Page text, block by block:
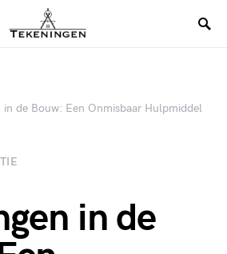
in de Bouw: Een Onmisbaar Hulpmiddel
in de